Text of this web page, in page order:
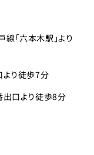
「六本木駅」より
より徒歩7分
出口より徒歩8分